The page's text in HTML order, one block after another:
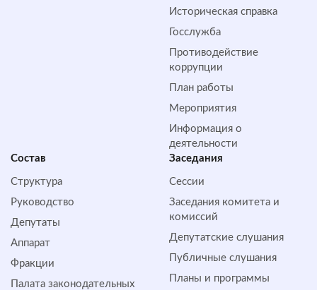
Историческая справка
Госслужба
Противодействие
коррупции
План работы
Мероприятия
Информация о
деятельности
Состав
Структура
Руководство
Депутаты
Аппарат
Фракции
Палата законодательных
Заседания
Сессии
Заседания комитета и
комиссий
Депутатские слушания
Публичные слушания
Планы и программы